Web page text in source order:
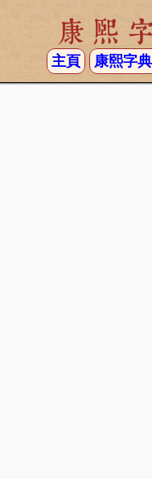
康熙
主頁 康熙字